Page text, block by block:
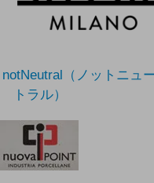
notNeutral（ノットニュ
トラル）